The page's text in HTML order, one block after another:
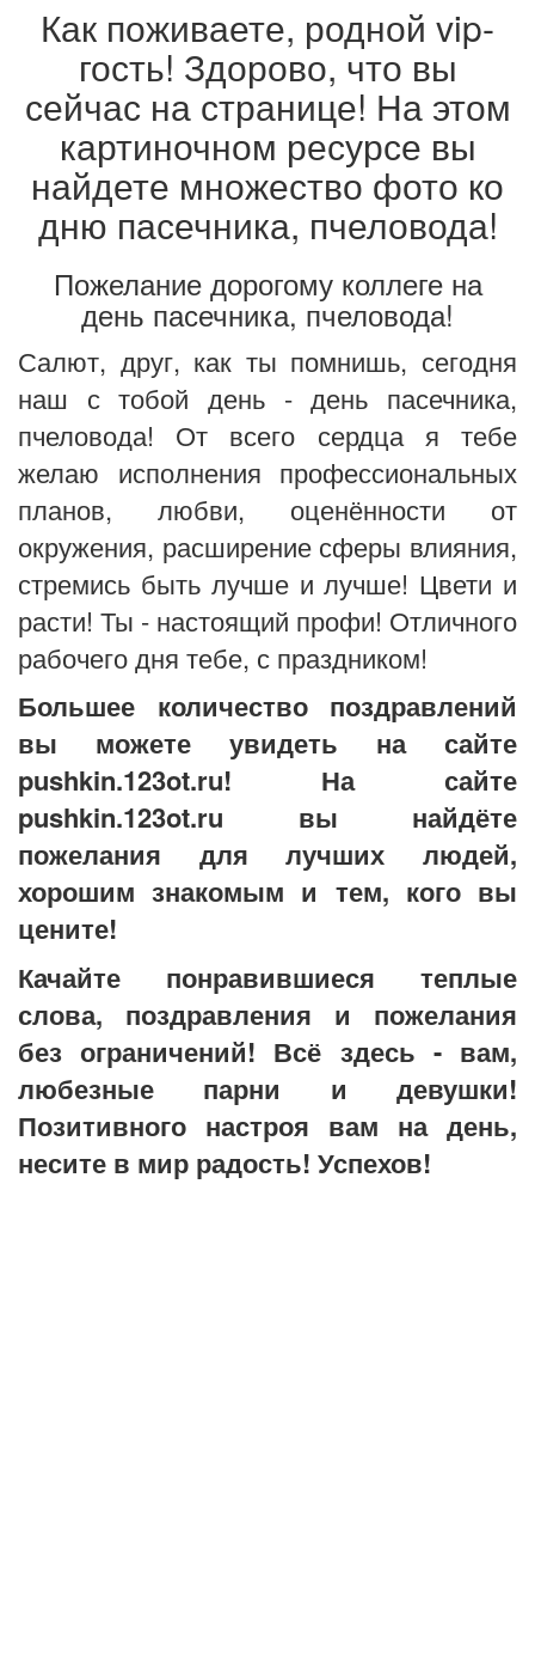
Как поживаете, родной vip-
гость! Здорово, что вы
сейчас на странице! На этом
картиночном ресурсе вы
найдете множество фото ко
дню пасечника, пчеловода!
Пожелание дорогому коллеге на
день пасечника, пчеловода!
Салют, друг, как ты помнишь, сегодня
наш с тобой день - день пасечника,
пчеловода! От всего сердца я тебе
желаю исполнения профессиональных
планов, любви, оценённости от
окружения, расширение сферы влияния,
стремись быть лучше и лучше! Цвети и
расти! Ты - настоящий профи! Отличного
рабочего дня тебе, с праздником!
Большее количество поздравлений
вы можете увидеть на сайте
pushkin.123ot.ru! На сайте
pushkin.123ot.ru вы найдёте
пожелания для лучших людей,
хорошим знакомым и тем, кого вы
цените!
Качайте понравившиеся теплые
слова, поздравления и пожелания
без ограничений! Всё здесь - вам,
любезные парни и девушки!
Позитивного настроя вам на день,
несите в мир радость! Успехов!